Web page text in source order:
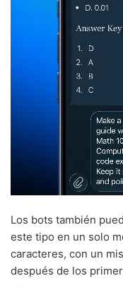
Los bots también
este tipo en un solo
caracteres, con un
después de los